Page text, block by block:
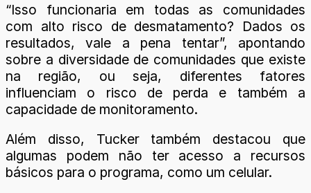
“Isso funcionaria em todas as comunidades
com alto risco de desmatamento? Dados os
resultados, vale a pena tentar”, apontando
sobre a diversidade de comunidades que existe
na região, ou seja, diferentes fatores
influenciam o risco de perda e também a
capacidade de monitoramento.
Além disso, Tucker também destacou que
algumas podem não ter acesso a recursos
básicos para o programa, como um celular.